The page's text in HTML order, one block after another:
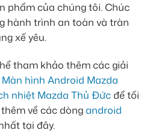
phẩm của chúng tôi. Chúc
hành trình an toàn và tràn
xế yêu.
tham khảo thêm các giải
Màn hình Android Mazda
nhiệt Mazda Thủ Đứcđể tối
về các dòngandroid
tại đây.